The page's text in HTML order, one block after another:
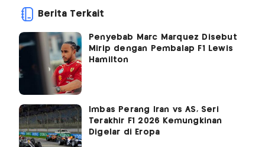
Berita Terkait
Penyebab Marc Marquez Disebut
Mirip dengan Pembalap F1 Lewis
Hamilton
Imbas Perang Iran vs AS, Seri
Terakhir F1 2026 Kemungkinan
Digelar di Eropa